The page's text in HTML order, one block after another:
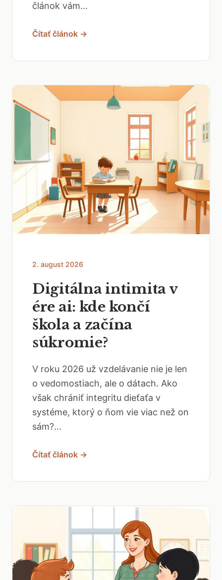
článok vám...
Čítať článok →
2. august 2026
Digitálna intimita v
ére ai: kde končí
škola a začína
súkromie?
V roku 2026 už vzdelávanie nie je len
o vedomostiach, ale o dátach. Ako
však chrániť integritu dieťaťa v
systéme, ktorý o ňom vie viac než on
sám?...
Čítať článok →